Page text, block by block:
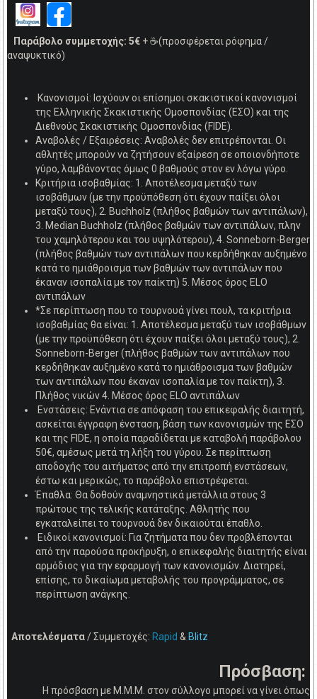
Παράβολο συμμετοχής: 5€ + ☕(προσφέρεται ρόφημα /
αναψυκτικό)
Κανονισμοί: Ισχύουν οι επίσημοι σκακιστικοί κανονισμοί
της Ελληνικής Σκακιστικής Ομοσπονδίας (ΕΣΟ) και της
Διεθνούς Σκακιστικής Ομοσπονδίας (FIDE).
Αναβολές / Εξαιρέσεις: Αναβολές δεν επιτρέπονται. Οι
αθλητές μπορούν να ζητήσουν εξαίρεση σε οποιονδήποτε
γύρο, λαμβάνοντας όμως 0 βαθμούς στον εν λόγω γύρο.
Κριτήρια ισοβαθμίας: 1. Αποτέλεσμα μεταξύ των
ισοβάθμων (με την προϋπόθεση ότι έχουν παίξει όλοι
μεταξύ τους), 2. Buchholz (πλήθος βαθμών των αντιπάλων),
3. Μedian Buchholz (πλήθος βαθμών των αντιπάλων, πλην
του χαμηλότερου και του υψηλότερου), 4. Sonneborn-Berger
(πλήθος βαθμών των αντιπάλων που κερδήθηκαν αυξημένο
κατά το ημιάθροισμα των βαθμών των αντιπάλων που
έκαναν ισοπαλία με τον παίκτη) 5. Μέσος όρος ELO
αντιπάλων
*Σε περίπτωση που το τουρνουά γίνει πουλ, τα κριτήρια
ισοβαθμίας θα είναι: 1. Αποτέλεσμα μεταξύ των ισοβάθμων
(με την προϋπόθεση ότι έχουν παίξει όλοι μεταξύ τους), 2.
Sonneborn-Berger (πλήθος βαθμών των αντιπάλων που
κερδήθηκαν αυξημένο κατά το ημιάθροισμα των βαθμών
των αντιπάλων που έκαναν ισοπαλία με τον παίκτη), 3.
Πλήθος νικών 4. Μέσος όρος ELO αντιπάλων
Ενστάσεις: Ενάντια σε απόφαση του επικεφαλής διαιτητή,
ασκείται έγγραφη ένσταση, βάση των κανονισμών της ΕΣΟ
και της FIDE, η οποία παραδίδεται με καταβολή παράβολου
50€, αμέσως μετά τη λήξη του γύρου. Σε περίπτωση
αποδοχής του αιτήματος από την επιτροπή ενστάσεων,
έστω και μερικώς, το παράβολο επιστρέφεται.
Έπαθλα: Θα δοθούν αναμνηστικά μετάλλια στους 3
πρώτους της τελικής κατάταξης. Αθλητής που
εγκαταλείπει το τουρνουά δεν δικαιούται έπαθλο.
Ειδικοί κανονισμοί: Για ζητήματα που δεν προβλέπονται
από την παρούσα προκήρυξη, ο επικεφαλής διαιτητής είναι
αρμόδιος για την εφαρμογή των κανονισμών. Διατηρεί,
επίσης, το δικαίωμα μεταβολής του προγράμματος, σε
περίπτωση ανάγκης.
Αποτελέσματα/ Συμμετοχές: Rapid & Blitz
Πρόσβαση:
Η πρόσβαση με Μ.Μ.Μ. στον σύλλογο μπορεί να γίνει όπως